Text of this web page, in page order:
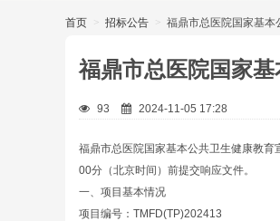
首页 > 招标公告 > 福鼎市总医院国家基本
福鼎市总医院国家
93 2024-11-05 17:28
福鼎市总医院国家基本公共卫生健康教
00分（北京时间）前提交响应文件。
一、项目基本情况
项目编号：TMFD(TP)202413